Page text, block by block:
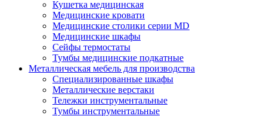
Кушетка медицинская
Медицинские кровати
Медицинские столики серии MD
Медицинские шкафы
Сейфы термостаты
Тумбы медицинские подкатные
Металлическая мебель для производства
Cпециализированные шкафы
Металлические верстаки
Тележки инструментальные
Тумбы инструментальные